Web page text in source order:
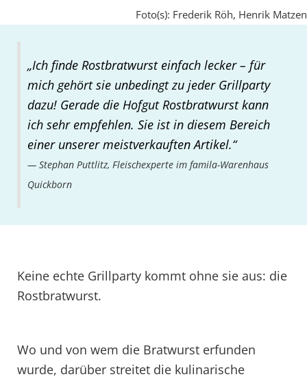
Foto(s): Frederik Röh, Henrik Matzen
„Ich finde Rostbratwurst einfach lecker – für
mich gehört sie unbedingt zu jeder Grillparty
dazu! Gerade die Hofgut Rostbratwurst kann
ich sehr empfehlen. Sie ist in diesem Bereich
einer unserer meistverkauften Artikel.“
Stephan Puttlitz, Fleischexperte im famila-Warenhaus
Quickborn
Keine echte Grillparty kommt ohne sie aus: die
Rostbratwurst.
Wo und von wem die Bratwurst erfunden
wurde, darüber streitet die kulinarische